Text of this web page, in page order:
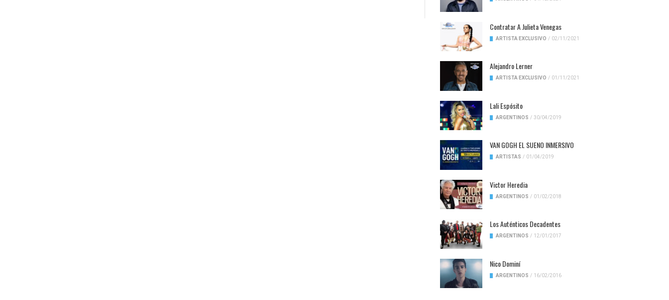
Contratar A Julieta Venegas
ARTISTA EXCLUSIVO / 02/11/2021
Alejandro Lerner
ARTISTA EXCLUSIVO / 01/11/2021
Lali Espósito
ARGENTINOS / 30/04/2019
VAN GOGH EL SUENO INMERSIVO
ARTISTAS / 01/04/2019
Victor Heredia
ARGENTINOS / 01/02/2018
Los Auténticos Decadentes
ARGENTINOS / 12/01/2017
Nico Dominí
ARGENTINOS / 16/02/2016